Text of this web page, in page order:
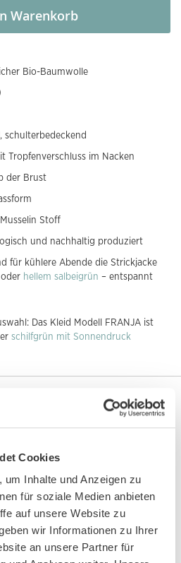
Cookies
Inhalte und Anzeigen zu
für soziale Medien anbieten
auf unsere Website zu
wir Informationen zu Ihrer
an unsere Partner für
Warenkorb
Bio-Baumwolle
schulterbedeckend
Tropfenverschluss im Nacken
der Brust
Stoff
und nachhaltig produziert
für kühlere Abende die Strickjacke
oder hellem salbeigrün – entspannt
Das Kleid Modell FRANJA ist
schilfgrün mit Sonnendruck
unser Modell FRANJA deinem
angeschnittenen
mit Tropfenverschluss im
und bequem. Eine Teilungsnaht
eine verspielte Silhouette, die
Bewegung mitgeht.
92 bis 134/140 erhältlich und
über das Nachhaltigkeits-Label